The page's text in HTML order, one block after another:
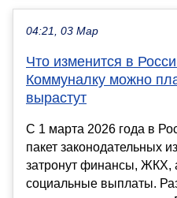
04:21, 03 Мар
Что изменится в
Коммуналку можно
вырастут
С 1 марта 2026 года в
пакет законодательных
затронут финансы, ЖКХ,
социальные выплаты.